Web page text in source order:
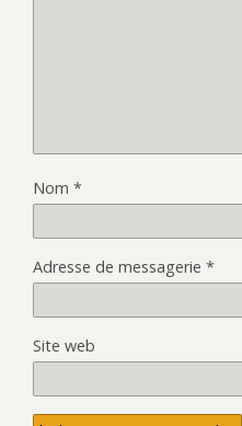
Nom *
Adresse de messagerie *
Site web